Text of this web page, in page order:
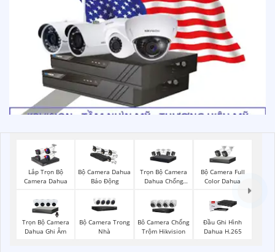
Lắp Trọn Bộ
Camera Dahua
Bộ Camera Dahua
Báo Động
Trọn Bộ Camera
Dahua Chống
Bộ Camera Full
Color Dahua
Trọn Bộ Camera
Dahua Ghi Âm
Bộ Camera Trong
Nhà
Bô Camera Chống
Trộm Hikvision
Đầu Ghi Hình
Dahua H.265